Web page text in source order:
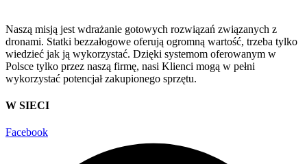
Naszą misją jest wdrażanie gotowych rozwiązań związanych z
dronami. Statki bezzałogowe oferują ogromną wartość, trzeba tylko
wiedzieć jak ją wykorzystać. Dzięki systemom oferowanym w
Polsce tylko przez naszą firmę, nasi Klienci mogą w pełni
wykorzystać potencjał zakupionego sprzętu.
W SIECI
Facebook